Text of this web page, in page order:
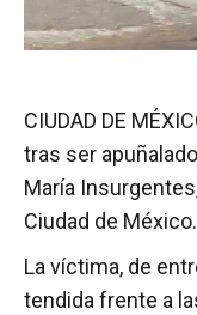
CIUDAD DE
tras ser
María
Ciudad de México.
La víctima, de
tendida frente a